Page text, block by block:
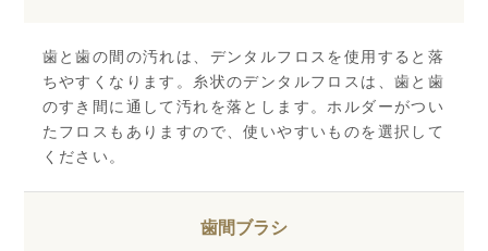
歯と歯の間の汚れは、デンタルフロスを使用すると落
ちやすくなります。糸状のデンタルフロスは、歯と歯
のすき間に通して汚れを落とします。ホルダーがつい
たフロスもありますので、使いやすいものを選択して
ください。
歯間ブラシ